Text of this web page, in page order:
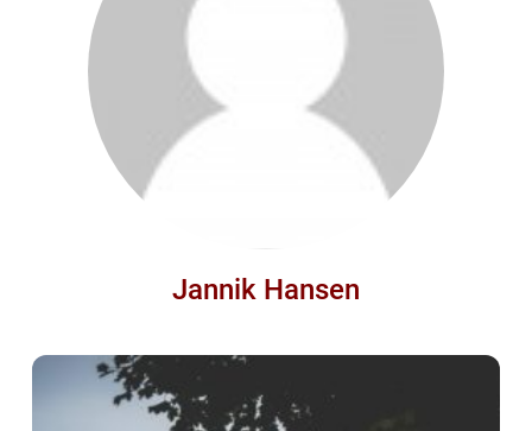
Jannik Hansen